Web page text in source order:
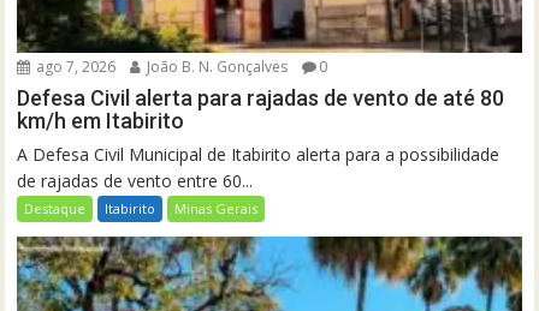
ago 7, 2026 João B. N. Gonçalves 0
Defesa Civil alerta para rajadas de vento de até 80
km/h em Itabirito
A Defesa Civil Municipal de Itabirito alerta para a possibilidade
de rajadas de vento entre 60...
Destaque Itabirito Minas Gerais